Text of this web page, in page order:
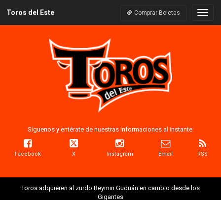
Toros del Este Comprar Boletas
Síguenos y entérate de nuestras informaciones al instante:
Facebook X Instagram Email RSS
Toros adquieren al zurdo Reymin Guduán en cambio desde los
Gigantes